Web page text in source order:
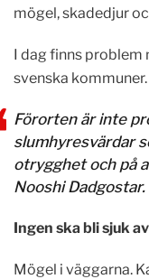
mögel, skadedjur
I dag finns problem
svenska kommuner.
Förorten är inte
slumhyresvärdar
otrygghet och på
Nooshi Dadgostar.
Ingen ska bli sjuk
Mögel i väggarna.